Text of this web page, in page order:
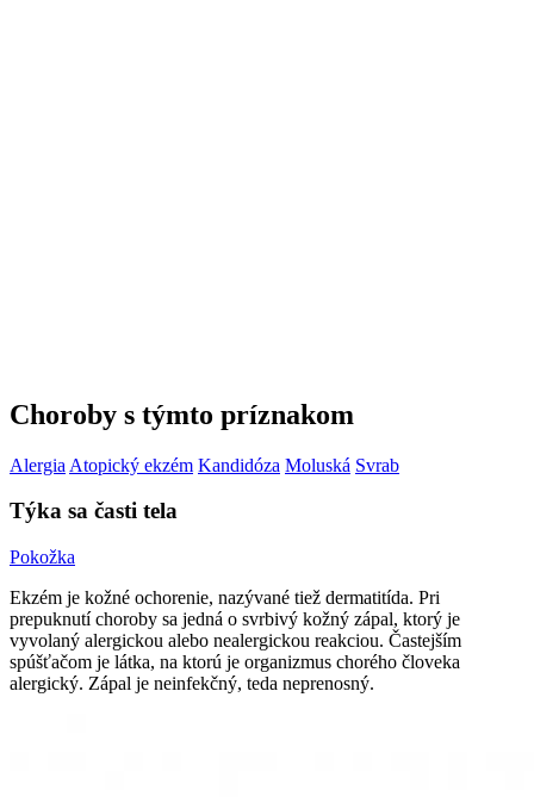
Choroby s týmto príznakom
Alergia Atopický ekzém Kandidóza Moluská Svrab
Týka sa časti tela
Pokožka
Ekzém je kožné ochorenie, nazývané tiež dermatitída. Pri
prepuknutí choroby sa jedná o svrbivý kožný zápal, ktorý je
vyvolaný alergickou alebo nealergickou reakciou. Častejším
spúšťačom je látka, na ktorú je organizmus chorého človeka
alergický. Zápal je neinfekčný, teda neprenosný.